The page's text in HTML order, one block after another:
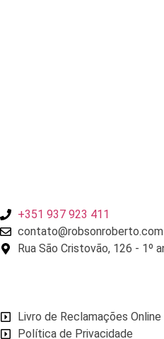
+351 937 923 411
contato@robsonroberto.com
Rua São Cristovão, 126 - 1º
Livro de Reclamações Online
Política de Privacidade